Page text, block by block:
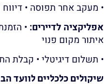
• מעקב אחר תפוסה •
אפליקציה לדיירים: •
איתור מקום פנוי
• תשלום דיגיטלי • קבלת
שיקולים כלכליים לוועד